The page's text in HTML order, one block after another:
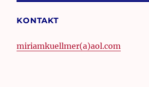
KONTAKT
miriamkuellmer(a)aol.com